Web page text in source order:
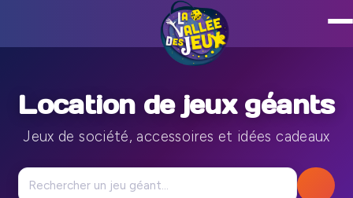
Location de jeux géants
Jeux de société, accessoires et idées cadeaux